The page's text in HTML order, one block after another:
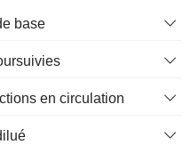
base
en circulation